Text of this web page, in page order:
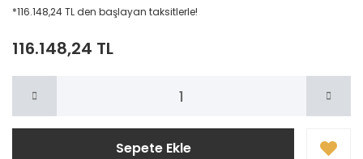
*116.148,24 TL den başlayan taksitlerle!
116.148,24 TL
Sepete Ekle